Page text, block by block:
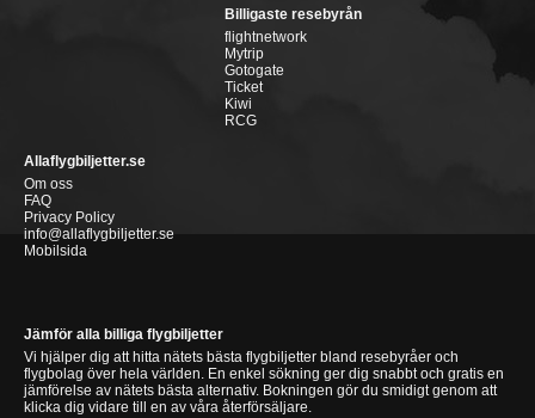
Billigaste resebyrån
flightnetwork
Mytrip
Gotogate
Ticket
Kiwi
RCG
Allaflygbiljetter.se
Om oss
FAQ
Privacy Policy
info@allaflygbiljetter.se
Mobilsida
Jämför alla billiga flygbiljetter
Vi hjälper dig att hitta nätets bästa flygbiljetter bland resebyråer och
flygbolag över hela världen. En enkel sökning ger dig snabbt och gratis en
jämförelse av nätets bästa alternativ. Bokningen gör du smidigt genom att
klicka dig vidare till en av våra återförsäljare.